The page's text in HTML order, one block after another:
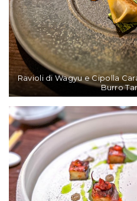
Ravioli di Wagyu e Cipolla
Burro